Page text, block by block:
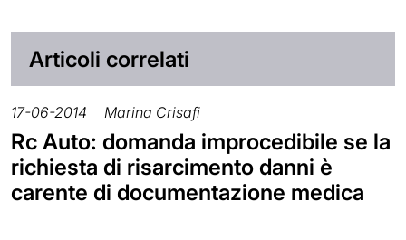
Articoli correlati
17-06-2014 Marina Crisafi
Rc Auto: domanda improcedibile se la
richiesta di risarcimento danni è
carente di documentazione medica